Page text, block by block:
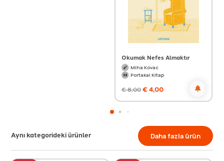
Okumak Nefes Almaktır
Miha Kovac
Portakal Kitap
€8,00€4,00
Aynı kategorideki ürünler Daha fazla ürün